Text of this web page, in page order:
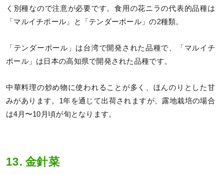
く別種なので注意が必要です。食用の花ニラの代表的品種は
「マルイチポール」と「テンダーポール」の2種類。
「テンダーポール」は台湾で開発された品種で、「マルイチ
ポール」は日本の高知県で開発された品種です。
中華料理の炒め物に使われることが多く、ほんのりとした甘
みがあります。1年を通じて出荷されますが、露地栽培の場合
は4月〜10月頃が旬となります。
13. 金針菜